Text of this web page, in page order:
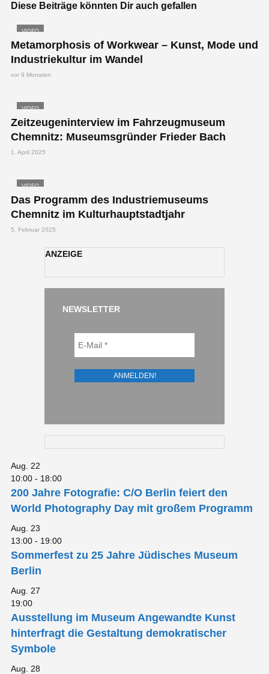
Diese Beiträge könnten Dir auch gefallen
VIDEO
Metamorphosis of Workwear – Kunst, Mode und
Industriekultur im Wandel
vor 9 Monaten
VIDEO
Zeitzeugeninterview im Fahrzeugmuseum
Chemnitz: Museumsgründer Frieder Bach
1. April 2025
VIDEO
Das Programm des Industriemuseums
Chemnitz im Kulturhauptstadtjahr
5. Februar 2025
ANZEIGE
NEWSLETTER
Aug. 22
10:00 - 18:00
200 Jahre Fotografie: C/O Berlin feiert den
World Photography Day mit großem Programm
Aug. 23
13:00 - 19:00
Sommerfest zu 25 Jahre Jüdisches Museum
Berlin
Aug. 27
19:00
Ausstellung im Museum Angewandte Kunst
hinterfragt die Gestaltung demokratischer
Symbole
Aug. 28